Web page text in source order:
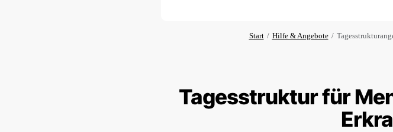
Start Hilfe & Angebote
Tagesstruktur für